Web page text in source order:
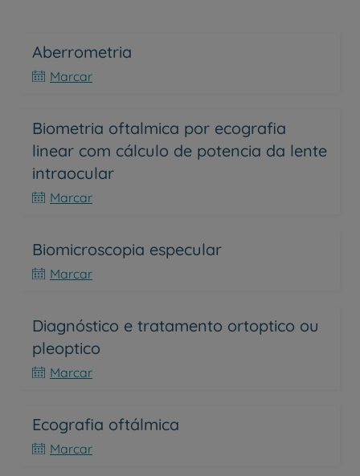
Aberrometria
Marcar
Biometria oftalmica por ecografia
linear com cálculo de potencia da lente
intraocular
Marcar
Biomicroscopia especular
Marcar
Diagnóstico e tratamento ortoptico ou
pleoptico
Marcar
Ecografia oftálmica
Marcar